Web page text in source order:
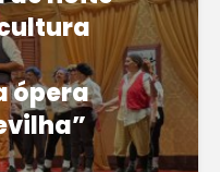
ópera